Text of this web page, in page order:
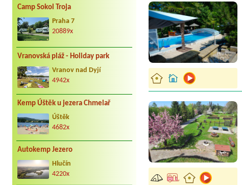
Camp Sokol Troja
Praha 7
20889x
Vranovská pláž - Holiday park
Vranov nad Dyjí
4942x
Kemp Úštěk u jezera Chmelař
Úštěk
4682x
Autokemp Jezero
Hlučín
4220x